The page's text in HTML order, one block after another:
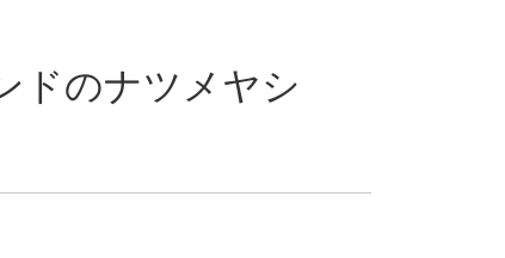
ドのナツメヤシ